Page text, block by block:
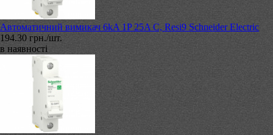
Автоматичний вимикач 6kA 1P 25A C, Resi9 Schneider Electric
194.30 грн./шт.
в наявності